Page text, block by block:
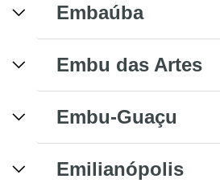
Embaúba
Embu das Artes
Embu-Guaçu
Emilianópolis